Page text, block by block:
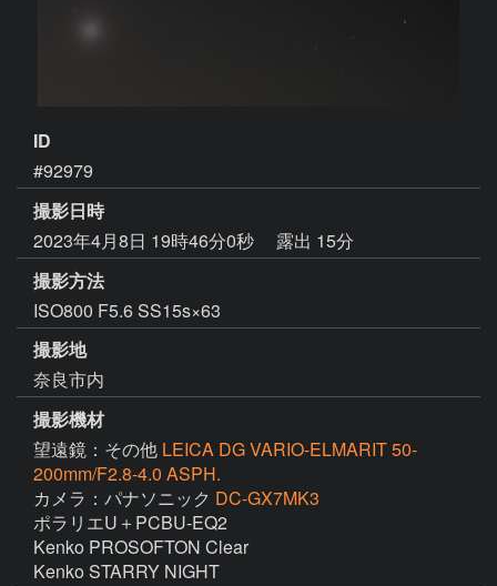
ID
#92979
撮影日時
2023年4月8日 19時46分0秒
露出 15分
撮影方法
ISO800 F5.6 SS15s×63
撮影地
奈良市内
撮影機材
望遠鏡：その他 LEICA DG VARIO-ELMARIT 50-
200mm/F2.8-4.0 ASPH.
カメラ：パナソニック DC-GX7MK3
ポラリエU＋PCBU-EQ2
Kenko PROSOFTON Clear
Kenko STARRY NIGHT